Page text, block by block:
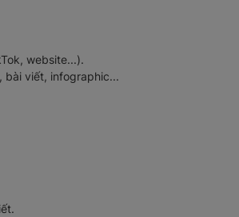
website...).
bài viết, infographic...